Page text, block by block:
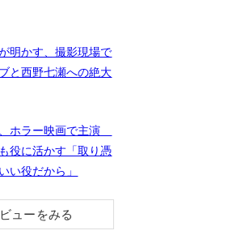
明かす、撮影現場で
と西野七瀬への絶大
ホラー映画で主演
役に活かす「取り憑
い役だから」
ューをみる